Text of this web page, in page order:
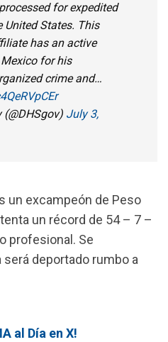
for expedited
United States. This
has an active
for his
crime and…
July 3,
un excampeón de Peso
un récord de 54 – 7 –
profesional. Se
deportado rumbo a
al Día en X!